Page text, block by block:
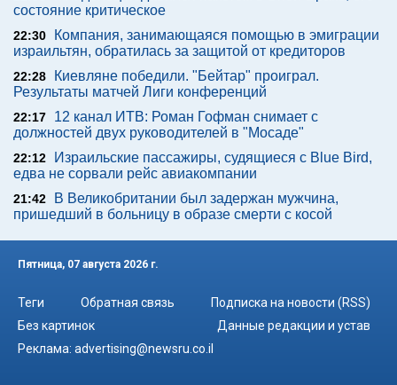
состояние критическое
22:30
Компания, занимающаяся помощью в эмиграции
израильтян, обратилась за защитой от кредиторов
22:28
Киевляне победили. "Бейтар" проиграл.
Результаты матчей Лиги конференций
22:17
12 канал ИТВ: Роман Гофман снимает с
должностей двух руководителей в "Мосаде"
22:12
Израильские пассажиры, судящиеся с Blue Bird,
едва не сорвали рейс авиакомпании
21:42
В Великобритании был задержан мужчина,
пришедший в больницу в образе смерти с косой
Пятница, 07 августа 2026 г.
Теги Обратная связь
Подписка на новости (RSS)
Без картинок
Данные редакции и устав
Реклама: advertising@newsru.co.il